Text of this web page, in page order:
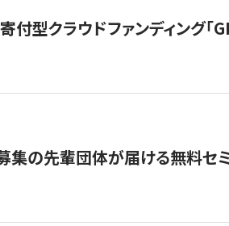
付型クラウドファンディング
集の先輩団体が届ける無料セ